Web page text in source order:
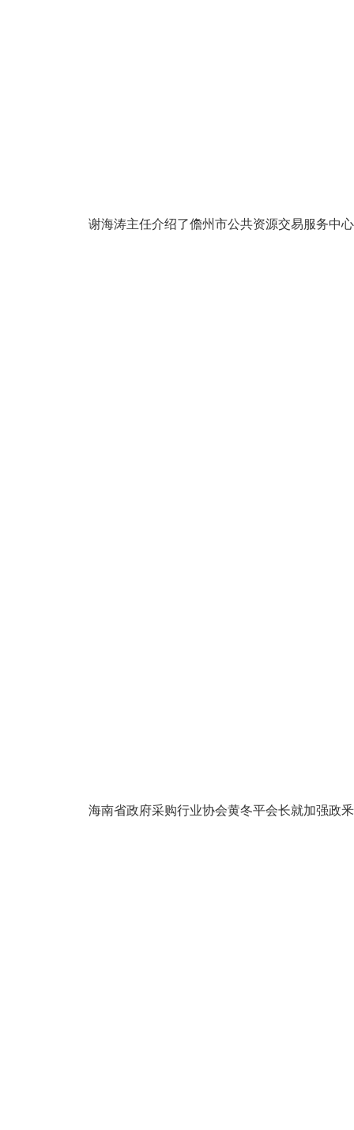
谢海涛主任介绍了儋州市公共资源交易服务中
海南省政府采购行业协会黄冬平会长就加强政